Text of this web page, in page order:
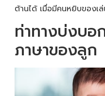
ต้านได้ เมื่อมีคนหยิบของเล่
ท่าทางบ่งบ
ภาษาของลูก